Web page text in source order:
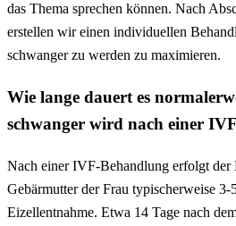
das Thema sprechen können. Nach
erstellen wir einen individuellen
schwanger zu werden zu maximieren.
Wie lange dauert es
schwanger wird nach einer
Nach einer IVF-Behandlung erfolgt der
Gebärmutter der Frau typischerweise 3-
Eizellentnahme. Etwa 14 Tage nach